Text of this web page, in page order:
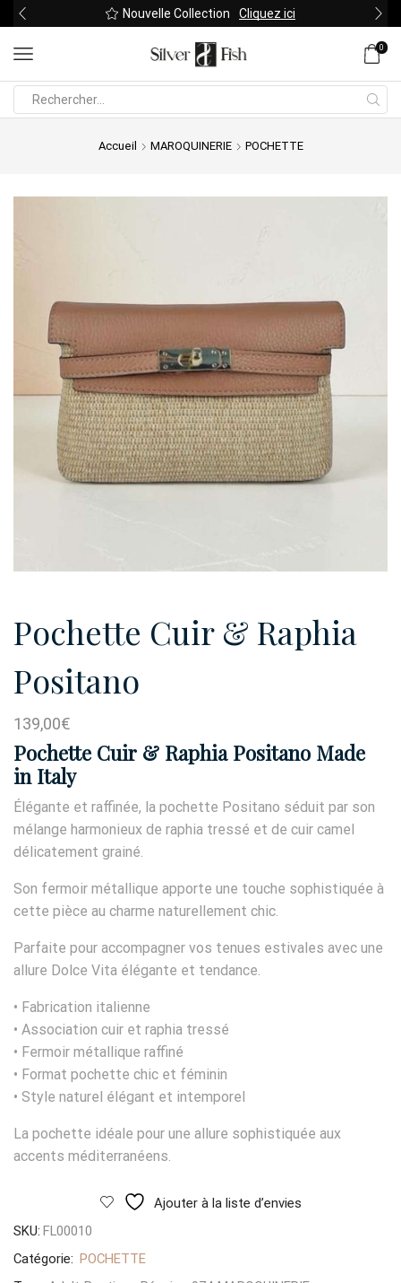
Nouvelle Collection Cliquez ici
0
Accueil MAROQUINERIE POCHETTE
Pochette Cuir & Raphia
Positano
139,00€
Pochette Cuir & Raphia Positano Made
in Italy
Élégante et raffinée, la pochette Positano séduit par son
mélange harmonieux de raphia tressé et de cuir camel
délicatement grainé.
Son fermoir métallique apporte une touche sophistiquée à
cette pièce au charme naturellement chic.
Parfaite pour accompagner vos tenues estivales avec une
allure Dolce Vita élégante et tendance.
• Fabrication italienne
• Association cuir et raphia tressé
• Fermoir métallique raffiné
• Format pochette chic et féminin
• Style naturel élégant et intemporel
La pochette idéale pour une allure sophistiquée aux
accents méditerranéens.
Ajouter à la liste d’envies
SKU: FL00010
Catégorie: POCHETTE